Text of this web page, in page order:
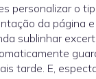
personalizar o
da página
sublinhar
tarde. E,